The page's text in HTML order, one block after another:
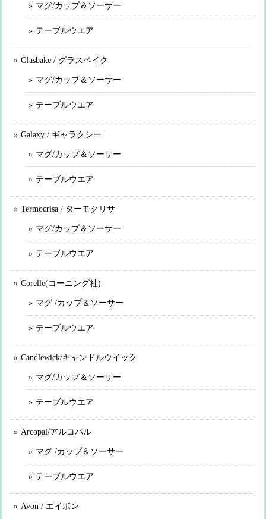
マグ/カップ＆ソーサー
テーブルウエア
Glasbake / グラスベイク
マグ/カップ＆ソーサー
テーブルウエア
Galaxy / ギャラクシー
マグ/カップ＆ソーサー
テーブルウエア
Termocrisa / ターモクリサ
マグ/カップ＆ソーサー
テーブルウエア
Corelle(コーニング社)
マグ /カップ＆ソーサー
テーブルウエア
Candlewick/キャンドルウイック
マグ/カップ＆ソーサー
テーブルウエア
Arcopal/アルコパル
マグ /カップ＆ソーサー
テーブルウエア
Avon / エイボン